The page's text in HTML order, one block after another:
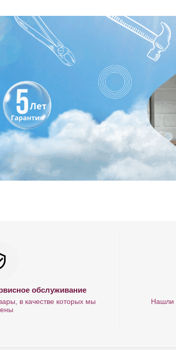
обслуживание
в качестве которых мы
Нашли